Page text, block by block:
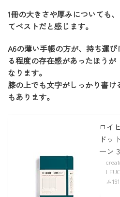
1冊の大きさや厚みについても
てベストだと感じます。
A6の薄い手帳の方が、持ち運
る程度の存在感があったほう
なります。
膝の上でも文字がしっかり書
もあります。
ロイ
ドッ
ーン
ム